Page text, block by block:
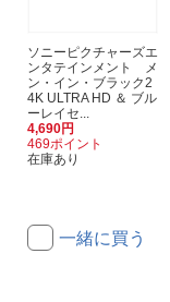
ソニーピクチャーズエ
ンタテインメント メ
ン・イン・ブラック2
4K ULTRA HD ＆ ブル
ーレイセ...
4,690円
469ポイント
在庫あり
一緒に買う